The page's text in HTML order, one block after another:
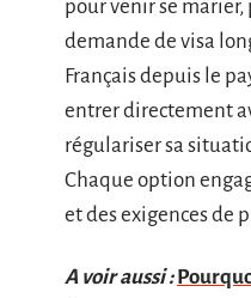
pour venir se
demande de visa
Français depuis le
entrer directement
régulariser sa
Chaque option
et des exigences de
A voir aussi :